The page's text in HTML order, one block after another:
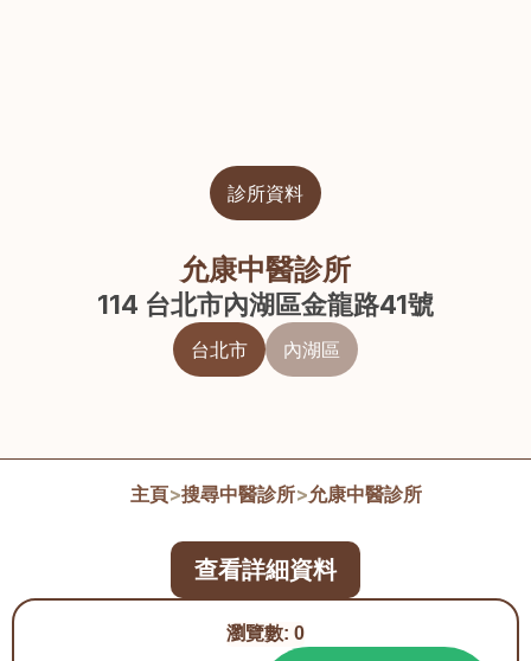
診所資料
允康中醫診所
114 台北市內湖區金龍路41號
台北市 內湖區
主頁>搜尋中醫診所>允康中醫診所
瀏覽數: 0
查看詳細資料